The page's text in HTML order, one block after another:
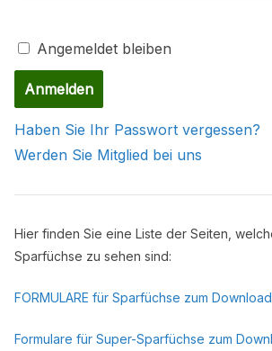
Angemeldet bleiben
Haben Sie Ihr Passwort vergessen?
Werden Sie Mitglied bei uns
Hier finden Sie eine Liste der Seiten,
Sparfüchse zu sehen sind:
FORMULARE für Sparfüchse zum Download
Formulare für Super-Sparfüchse zum